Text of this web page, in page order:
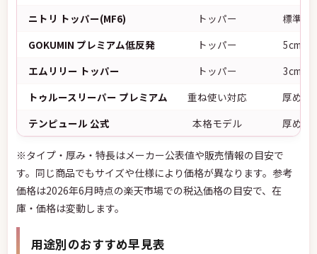
ニトリ トッパー(MF6)
トッパー
標準
GOKUMIN プレミアム低反発
トッパー
5cm
エムリリー トッパー
トッパー
3cm
トゥルースリーパー プレミアム
重ね使い対応
厚め
テンピュール 公式
本格モデル 厚め
※タイプ・厚み・特長はメーカー公表値や販売情報の目安で
す。同じ商品でもサイズや仕様により価格が異なります。参考
価格は2026年6月時点の楽天市場での税込価格の目安で、在
庫・価格は変動します。
用途別のおすすめ早見表